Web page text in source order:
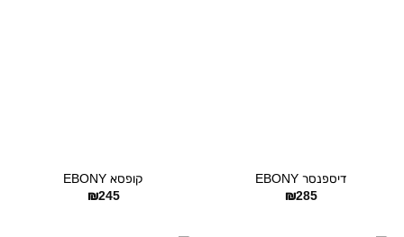
דיספנסר EBONY
₪285
קופסא EBONY
₪245